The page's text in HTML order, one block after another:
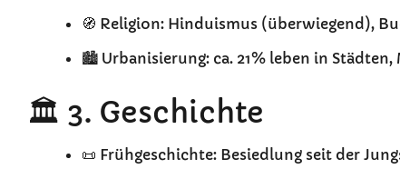
🧭 Religion: Hinduismus (überwiegend),
🏙️ Urbanisierung: ca. 21% leben in
🏛️ 3. Geschichte
📜 Frühgeschichte: Besiedlung seit der